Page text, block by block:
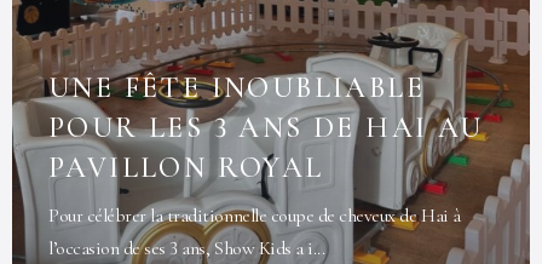
UNE FÊTE INOUBLIABLE
POUR LES 3 ANS DE HAI AU
PAVILLON ROYAL
Pour célébrer la traditionnelle coupe de cheveux de Hai à
l’occasion de ses 3 ans, Show Kids a i...